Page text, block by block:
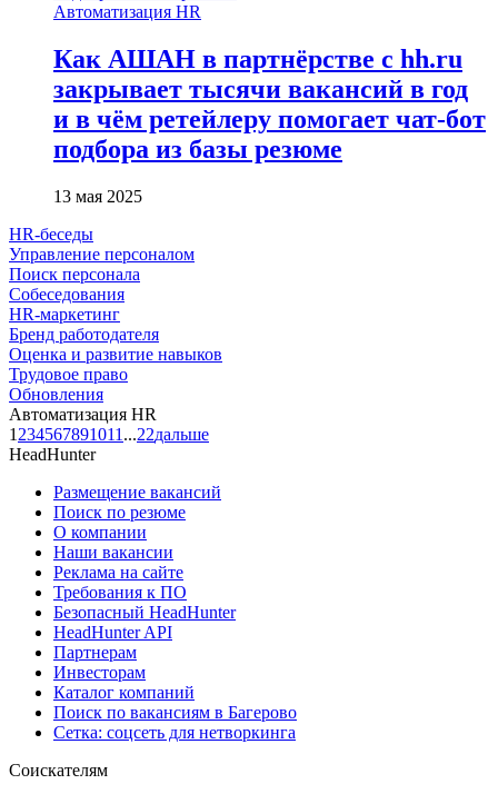
Автоматизация HR
Как АШАН в партнёрстве с hh.ru
закрывает тысячи вакансий в год
и в чём ретейлеру помогает чат-бот
подбора из базы резюме
13 мая 2025
HR-беседы
Управление персоналом
Поиск персонала
Собеседования
HR-маркетинг
Бренд работодателя
Оценка и развитие навыков
Трудовое право
Обновления
Автоматизация HR
1 234567891011 ...22дальше
HeadHunter
Размещение вакансий
Поиск по резюме
О компании
Наши вакансии
Реклама на сайте
Требования к ПО
Безопасный HeadHunter
HeadHunter API
Партнерам
Инвесторам
Каталог компаний
Поиск по вакансиям в Багерово
Сетка: соцсеть для нетворкинга
Соискателям